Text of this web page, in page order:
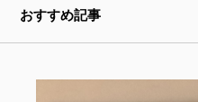
おすすめ記事